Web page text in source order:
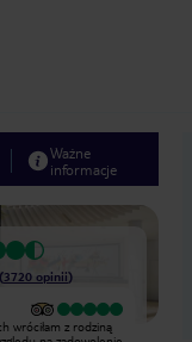
Ważne
informacje
1/25
(3720 opinii)
wróciłam z rodziną